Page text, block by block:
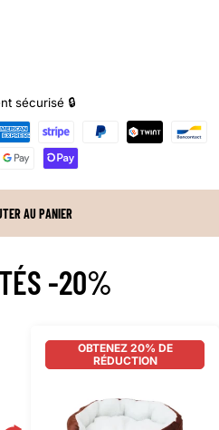
sécurisé 🔒
AU PANIER
-20%
OBTENEZ 20% DE
RÉDUCTION